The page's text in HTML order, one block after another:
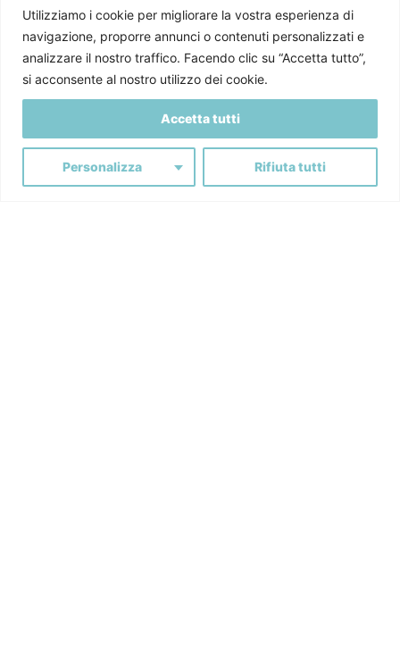
Utilizziamo i cookie per migliorare la vostra esperienza di
navigazione, proporre annunci o contenuti personalizzati e
analizzare il nostro traffico. Facendo clic su “Accetta tutto”,
si acconsente al nostro utilizzo dei cookie.
Personalizza Rifiuta tutti
Accetta tutti
Associata a: